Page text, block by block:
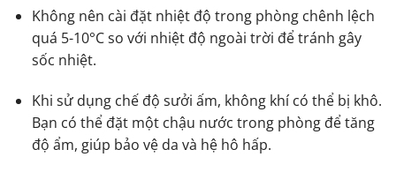
Không nên cài đặt nhiệt độ trong phòng chênh lệch
quá 5-10°C so với nhiệt độ ngoài trời để tránh gây
sốc nhiệt.
Khi sử dụng chế độ sưởi ấm, không khí có thể bị khô.
Bạn có thể đặt một chậu nước trong phòng để tăng
độ ẩm, giúp bảo vệ da và hệ hô hấp.